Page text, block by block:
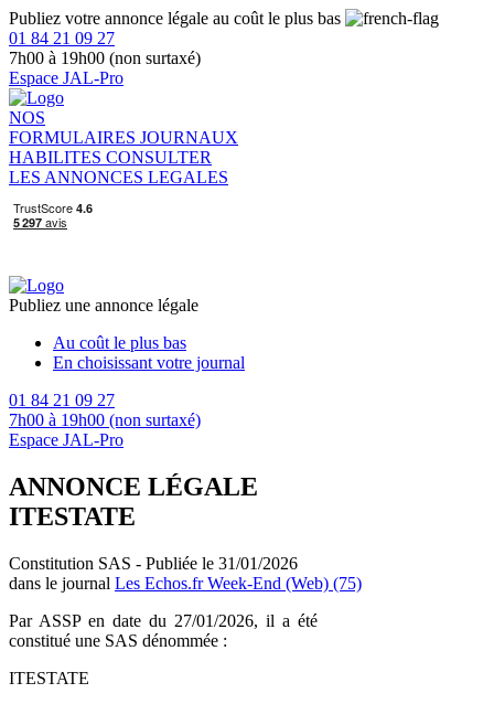
Publiez votre annonce légale au coût le plus bas
01 84 21 09 27
7h00 à 19h00 (non surtaxé)
Espace JAL-Pro
NOS
FORMULAIRES JOURNAUX
HABILITES CONSULTER
LES ANNONCES LEGALES
Publiez une annonce légale
Au coût le plus bas
En choisissant votre journal
01 84 21 09 27
7h00 à 19h00 (non surtaxé)
Espace JAL-Pro
ANNONCE LÉGALE
ITESTATE
Constitution SAS - Publiée le 31/01/2026
dans le journal Les Echos.fr Week-End (Web) (75)
Par ASSP en date du 27/01/2026, il a été
constitué une SAS dénommée :
ITESTATE